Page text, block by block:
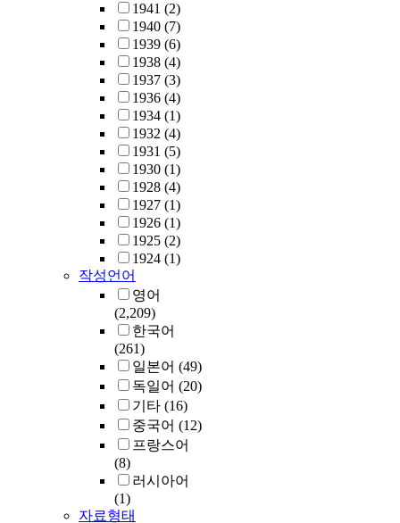
1941 (2)
1940 (7)
1939 (6)
1938 (4)
1937 (3)
1936 (4)
1934 (1)
1932 (4)
1931 (5)
1930 (1)
1928 (4)
1927 (1)
1926 (1)
1925 (2)
1924 (1)
작성언어
영어
(2,209)
한국어
(261)
일본어 (49)
독일어 (20)
기타 (16)
중국어 (12)
프랑스어
(8)
러시아어
(1)
자료형태